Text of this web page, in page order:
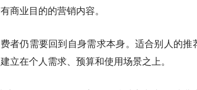
商业目的的营销内容。
者仍需要回到自身需求本身。适合别人的推
立在个人需求、预算和使用场景之上。